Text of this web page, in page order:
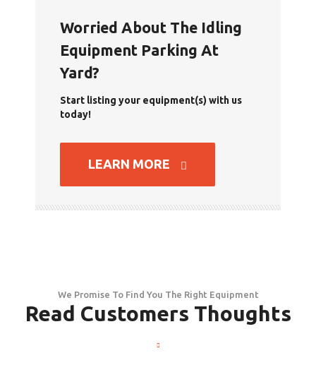
Worried About The Idling
Equipment Parking At
Yard?
Start listing your equipment(s) with us
today!
LEARN MORE
We Promise To Find You The Right Equipment
Read Customers Thoughts